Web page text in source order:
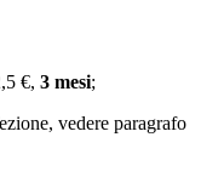
€, 3 mesi;
vedere paragrafo